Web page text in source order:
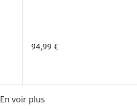
94,99 €
En voir plus